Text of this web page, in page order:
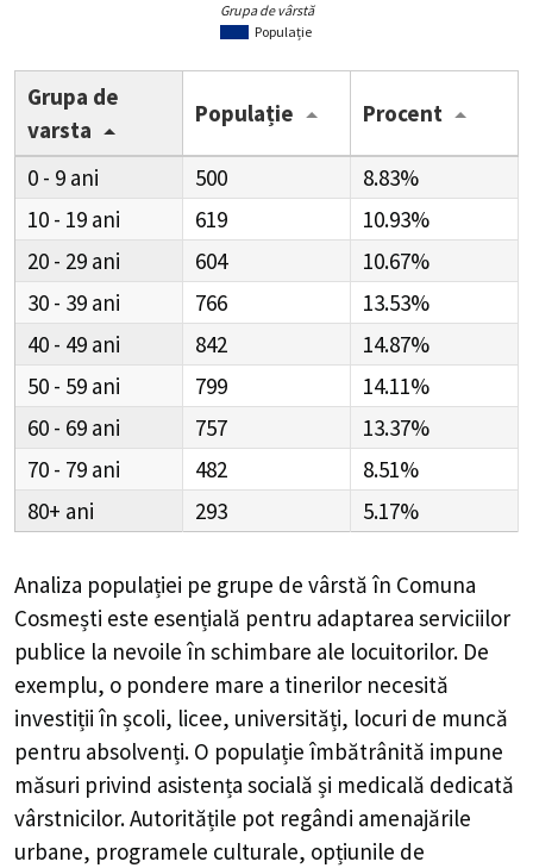
Populație
Grupa de vârstă
Grupa de
varsta
Populație Procent
0 - 9 500
8.83%
10 - 19
619
10.93%
20 - 29
604
10.67%
30 - 39
766
13.53%
40 - 49
842
14.87%
50 - 59
799
14.11%
60 - 69
757
13.37%
70 - 79
482
8.51%
80+
293 5.17%
Analiza populației pe grupe de vârstă în Comuna
Cosmești este esențială pentru adaptarea serviciilor
publice la nevoile în schimbare ale locuitorilor. De
exemplu, o pondere mare a tinerilor necesită
investiții în școli, licee, universități, locuri de muncă
pentru absolvenți. O populație îmbătrânită impune
măsuri privind asistența socială și medicală dedicată
vârstnicilor. Autoritățile pot regândi amenajările
urbane, programele culturale, opțiunile de